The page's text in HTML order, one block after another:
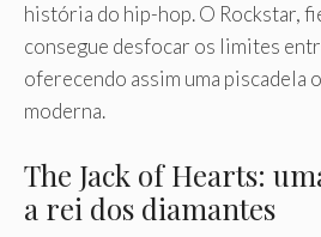
história do hip-hop. O Rockstar,
consegue desfocar os limites
oferecendo assim uma piscadela
moderna.
The Jack of Hearts:
a rei dos diamantes